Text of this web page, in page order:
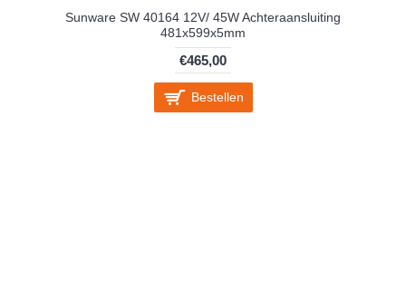
Sunware SW 40164 12V/ 45W Achteraansluiting
481x599x5mm
€465,00
Bestellen